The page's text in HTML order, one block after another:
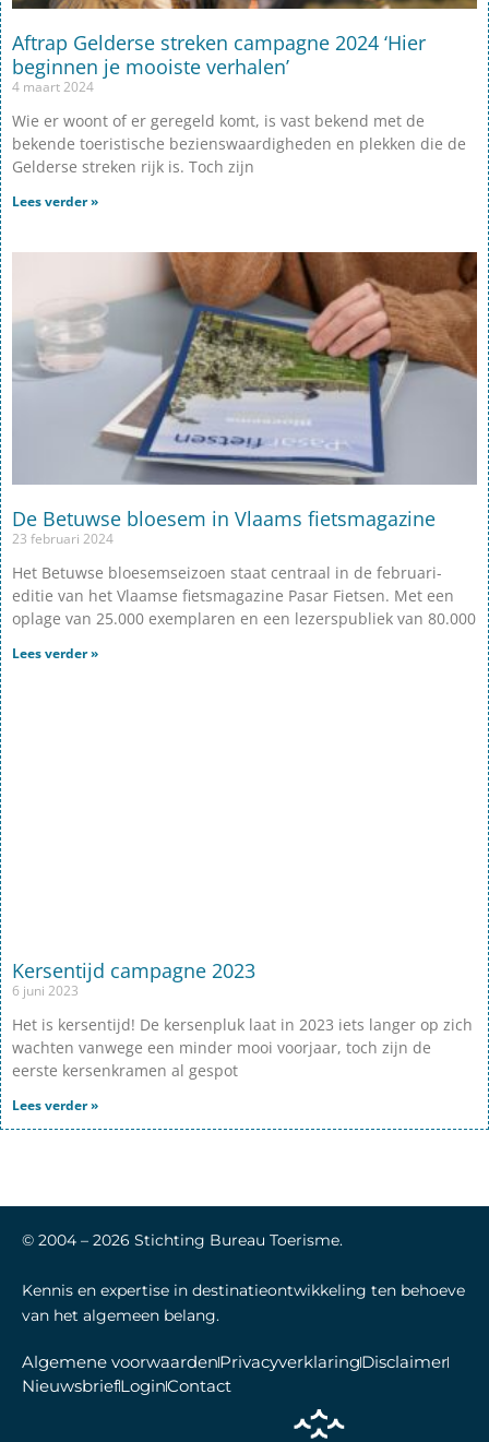
Aftrap Gelderse streken campagne 2024 ‘Hier
beginnen je mooiste verhalen’
4 maart 2024
Wie er woont of er geregeld komt, is vast bekend met de
bekende toeristische bezienswaardigheden en plekken die de
Gelderse streken rijk is. Toch zijn
Lees verder »
De Betuwse bloesem in Vlaams fietsmagazine
23 februari 2024
Het Betuwse bloesemseizoen staat centraal in de februari-
editie van het Vlaamse fietsmagazine Pasar Fietsen. Met een
oplage van 25.000 exemplaren en een lezerspubliek van 80.000
Lees verder »
Kersentijd campagne 2023
6 juni 2023
Het is kersentijd! De kersenpluk laat in 2023 iets langer op zich
wachten vanwege een minder mooi voorjaar, toch zijn de
eerste kersenkramen al gespot
Lees verder »
© 2004 – 2026 Stichting Bureau Toerisme.
Kennis en expertise in destinatieontwikkeling ten behoeve
van het algemeen belang.
Algemene voorwaardenPrivacyverklaringDisclaimer
NieuwsbriefLoginContact